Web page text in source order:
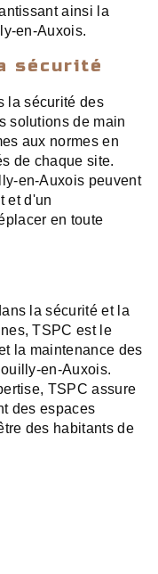
ainsi la
en-Auxois.
sécurité
la sécurité des
solutions de main
aux normes en
de chaque site.
en-Auxois peuvent
et d'un
en toute
la sécurité et la
TSPC est le
la maintenance des
en-Auxois.
TSPC assure
des espaces
des habitants de